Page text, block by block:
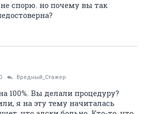
спорю. но почему вы так
Вредный_Стажер
100%. Вы делали процедуру?
я на эту тему начиталась